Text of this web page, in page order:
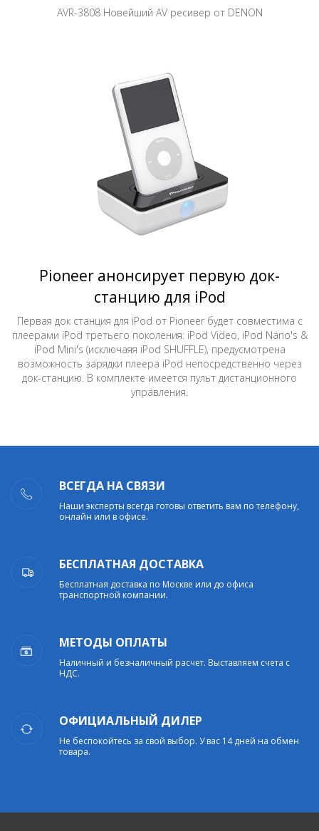
AVR-3808 Новейший AV ресивер от DENON
Pioneer анонсирует первую док-
станцию для iPod
Первая док станция для iPod от Pioneer будет совместима с
плеерами iPod третьего поколения: iPod Video, iPod Nano's &
iPod Mini's (исключаяя iPod SHUFFLE), предусмотрена
возможность зарядки плеера iPod непосредственно через
док-станцию. В комплекте имеется пульт дистанционного
управления.
ВСЕГДА НА СВЯЗИ
Наши эксперты всегда готовы ответить вам по телефону,
онлайн или в офисе.
БЕСПЛАТНАЯ ДОСТАВКА
Бесплатная доставка по Москве или до офиса
транспортной компании.
МЕТОДЫ ОПЛАТЫ
Наличный и безналичный расчет. Выставляем счета с
НДС.
ОФИЦИАЛЬНЫЙ ДИЛЕР
Не беспокойтесь за свой выбор. У вас 14 дней на обмен
товара.